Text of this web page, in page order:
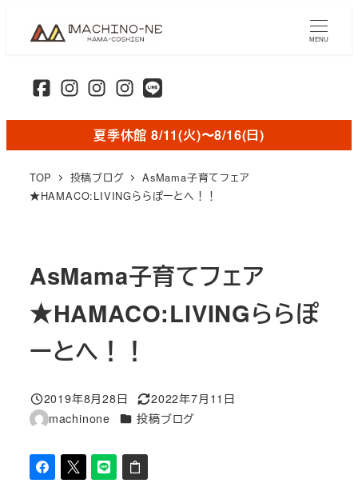
ン
MENU
夏季休館 8/11(火)〜8/16(日)
TOP 投稿ブログ
AsMama子育てフェア
★HAMACO:LIVINGららぽーとへ！！
AsMama子育てフェア
★HAMACO:LIVINGららぽ
ーとへ！！
投稿日
2019年8月28日
更新日
2022年7月11日
著
machinone カテゴリー
投稿ブログ